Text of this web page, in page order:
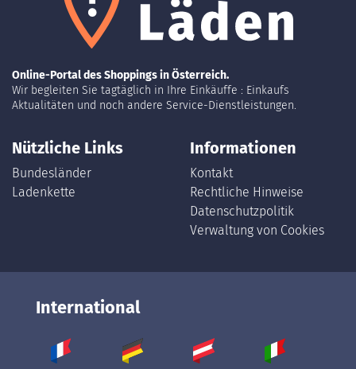
Online-Portal des Shoppings in Österreich.
Wir begleiten Sie tagtäglich in Ihre Einkäuffe : Einkaufs
Aktualitäten und noch andere Service-Dienstleistungen.
Nützliche Links
Bundesländer
Ladenkette
Informationen
Kontakt
Rechtliche Hinweise
Datenschutzpolitik
Verwaltung von Cookies
International